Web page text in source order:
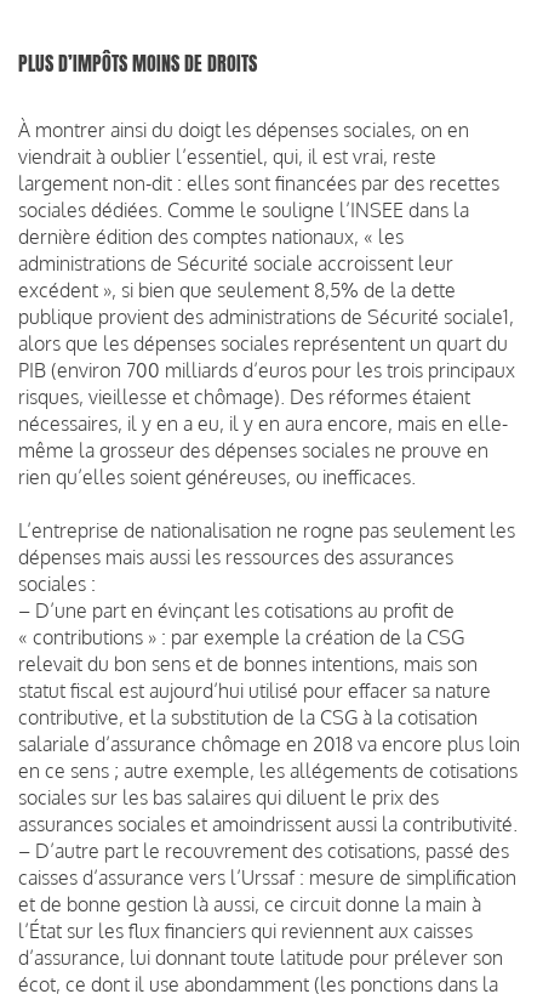
PLUS D’IMPÔTS MOINS DE DROITS
À montrer ainsi du doigt les dépenses sociales, on en
viendrait à oublier l’essentiel, qui, il est vrai, reste
largement non-dit : elles sont financées par des recettes
sociales dédiées. Comme le souligne l’INSEE dans la
dernière édition des comptes nationaux, « les
administrations de Sécurité sociale accroissent leur
excédent », si bien que seulement 8,5% de la dette
publique provient des administrations de Sécurité sociale1,
alors que les dépenses sociales représentent un quart du
PIB (environ 700 milliards d’euros pour les trois principaux
risques, vieillesse et chômage). Des réformes étaient
nécessaires, il y en a eu, il y en aura encore, mais en elle-
même la grosseur des dépenses sociales ne prouve en
rien qu’elles soient généreuses, ou inefficaces.
L’entreprise de nationalisation ne rogne pas seulement les
dépenses mais aussi les ressources des assurances
sociales :
– D’une part en évinçant les cotisations au profit de
« contributions » : par exemple la création de la CSG
relevait du bon sens et de bonnes intentions, mais son
statut fiscal est aujourd’hui utilisé pour effacer sa nature
contributive, et la substitution de la CSG à la cotisation
salariale d’assurance chômage en 2018 va encore plus loin
en ce sens ; autre exemple, les allégements de cotisations
sociales sur les bas salaires qui diluent le prix des
assurances sociales et amoindrissent aussi la contributivité.
– D’autre part le recouvrement des cotisations, passé des
caisses d’assurance vers l’Urssaf : mesure de simplification
et de bonne gestion là aussi, ce circuit donne la main à
l’État sur les flux financiers qui reviennent aux caisses
d’assurance, lui donnant toute latitude pour prélever son
écot, ce dont il use abondamment (les ponctions dans la